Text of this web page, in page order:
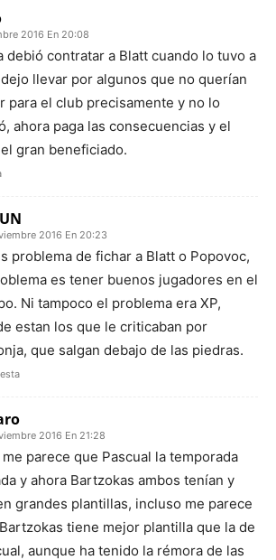
2016 En 20:08
debió contratar a Blatt cuando lo tuvo a
llevar por algunos que no querían
para el club precisamente y no lo
ahora paga las consecuencias y el
gran beneficiado.
2016 En 20:23
problema de fichar a Blatt o Popovoc,
es tener buenos jugadores en el
Ni tampoco el problema era XP,
estan los que le criticaban por
que salgan debajo de las piedras.
2016 En 21:28
me parece que Pascual la temporada
y ahora Bartzokas ambos tenían y
grandes plantillas, incluso me parece
tiene mejor plantilla que la de
aunque ha tenido la rémora de las